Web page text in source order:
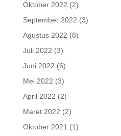
Oktober 2022 (2)
September 2022 (3)
Agustus 2022 (8)
Juli 2022 (3)
Juni 2022 (6)
Mei 2022 (3)
April 2022 (2)
Maret 2022 (2)
Oktober 2021 (1)